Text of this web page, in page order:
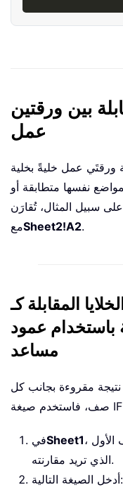
بين ورقتين
عمل
ورقتَي عمل خليةً بخلية
نفسها متطابقة أو
سبيل المثال، تُقارَن
معSheet2!A2.
المقابلة كـ
باستخدام عمود
مساعد
مقروءة بجانب كل
فيSheet1، انقر فوق خلية فارغة بجانب الصف الأول
الذي تريد مقارنته.
أدخل الصيغة التالية: